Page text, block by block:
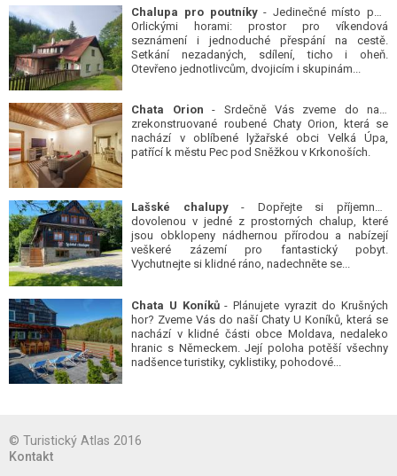
Chalupa pro poutníky- Jedinečné místo pod
Orlickými horami: prostor pro víkendová
seznámení i jednoduché přespání na cestě.
Setkání nezadaných, sdílení, ticho i oheň.
Otevřeno jednotlivcům, dvojicím i skupinám...
Chata Orion - Srdečně Vás zveme do naší
zrekonstruované roubené Chaty Orion, která se
nachází v oblíbené lyžařské obci Velká Úpa,
patřící k městu Pec pod Sněžkou v Krkonoších.
Lašské chalupy- Dopřejte si příjemnou
dovolenou v jedné z prostorných chalup, které
jsou obklopeny nádhernou přírodou a nabízejí
veškeré zázemí pro fantastický pobyt.
Vychutnejte si klidné ráno, nadechněte se...
Chata U Koníků- Plánujete vyrazit do Krušných
hor? Zveme Vás do naší Chaty U Koníků, která se
nachází v klidné části obce Moldava, nedaleko
hranic s Německem. Její poloha potěší všechny
nadšence turistiky, cyklistiky, pohodové...
© Turistický Atlas 2016
Kontakt